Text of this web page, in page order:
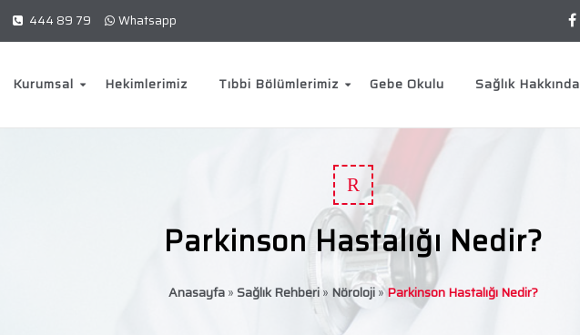
444 89 79 Whatsapp
Kurumsal Hekimlerimiz Tıbbi Bölümlerimiz Gebe Okulu Sağlık Hakkında
R
Parkinson Hastalığı Nedir?
Anasayfa» Sağlık Rehberi» Nöroloji»Parkinson Hastalığı Nedir?